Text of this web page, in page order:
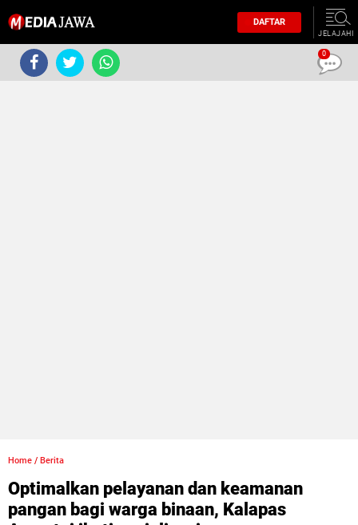
DAFTAR
JELAJAHI
Home / Berita
Optimalkan pelayanan dan keamanan
pangan bagi warga binaan, Kalapas
0